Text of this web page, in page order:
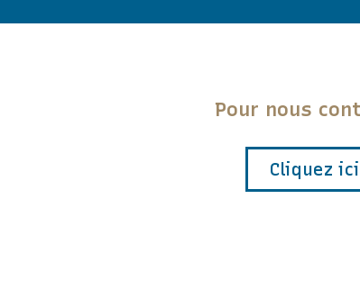
Pour nous
Cliquez ici